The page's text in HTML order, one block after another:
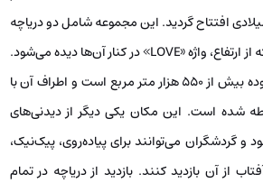
شده و در سال ۲۰۱۸ میلادی افتتاح گردید. این مجموعه شامل دو دریاچه
مصنوعی قلب‌شکل است که از ارتفاع، واژه «LOVE» در کنار آن‌ها دیده می‌شود.
مساحت تقریبی این محدوده بیش از ۵۵۰ هزار متر مربع است و اطراف آن با
درخت احاطه شده است. این مکان یکی دیگر از دیدنی‌های
گردشگران می‌توانند برای پیاده‌روی، پیک‌نیک،
از آن بازدید کنند. بازدید از دریاچه در تمام